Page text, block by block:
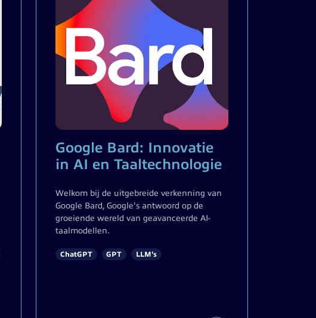
Google Bard: Innovatie
in AI en Taaltechnologie
Welkom bij de uitgebreide verkenning van
Google Bard, Google's antwoord op de
groeiende wereld van geavanceerde AI-
taalmodellen.
ChatGPT GPT LLM's